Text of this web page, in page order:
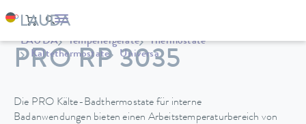
LAUDA Temperiergeräte
Thermostate
Kältethermostate
Universa
PRO RP 3035
Die PRO Kälte-Badthermostate für interne
Badanwendungen bieten einen Arbeitstemperaturbereich von